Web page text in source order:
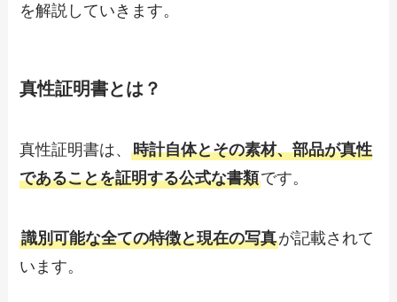
を解説していきます。
真性証明書とは？
真性証明書は、時計自体とその素材、部品が真性
であることを証明する公式な書類です。
識別可能な全ての特徴と現在の写真が記載されて
います。